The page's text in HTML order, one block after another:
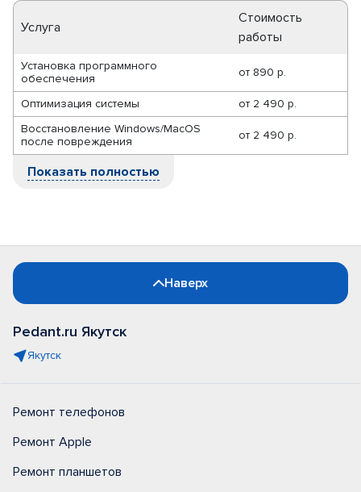
Услуга
Стоимость
работы
Установка программного
обеспечения
от 890 р.
Оптимизация системы от 2 490 р.
Восстановление Windows/MacOS
после повреждения
от 2 490 р.
Показать полностью
Наверх
Pedant.ru Якутск
Якутск
Ремонт телефонов
Ремонт Apple
Ремонт планшетов